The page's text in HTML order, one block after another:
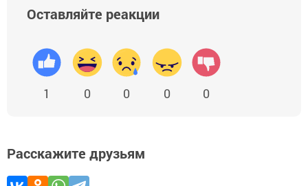
Оставляйте реакции
1 0 0 0 0
Расскажите друзьям